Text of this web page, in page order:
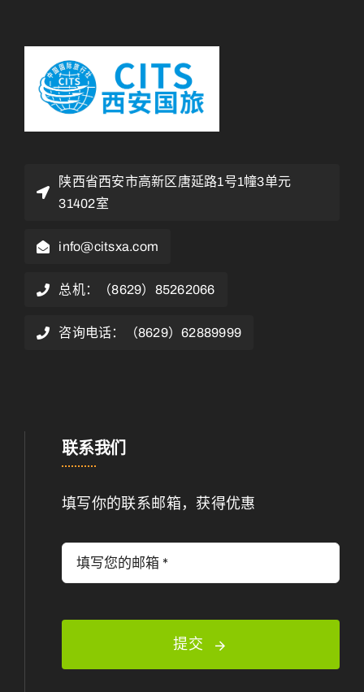
陕西省西安市高新区唐延路1号1幢3单元
31402室
info@citsxa.com
总机：（8629）85262066
咨询电话：（8629）62889999
联系我们
填写你的联系邮箱，获得优惠
提交